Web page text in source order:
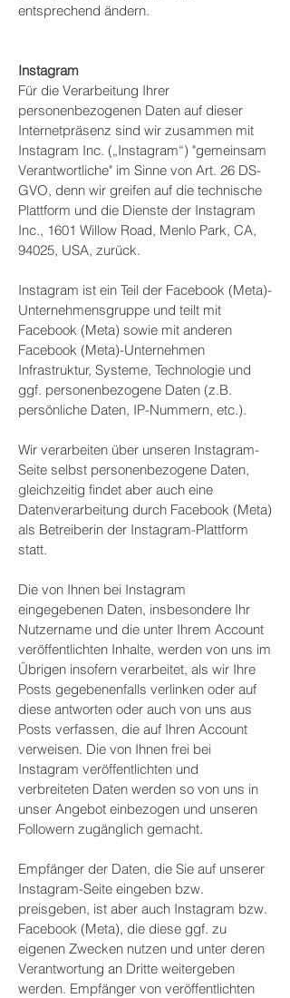
entsprechend ändern.
Instagram
Für die Verarbeitung Ihrer
personenbezogenen Daten auf dieser
Internetpräsenz sind wir zusammen mit
Instagram Inc. („Instagram“) "gemeinsam
Verantwortliche" im Sinne von Art. 26 DS-
GVO, denn wir greifen auf die technische
Plattform und die Dienste der Instagram
Inc., 1601 Willow Road, Menlo Park, CA,
94025, USA, zurück.
Instagram ist ein Teil der Facebook (Meta)-
Unternehmensgruppe und teilt mit
Facebook (Meta) sowie mit anderen
Facebook (Meta)-Unternehmen
Infrastruktur, Systeme, Technologie und
ggf. personenbezogene Daten (z.B.
persönliche Daten, IP-Nummern, etc.).
Wir verarbeiten über unseren Instagram-
Seite selbst personenbezogene Daten,
gleichzeitig findet aber auch eine
Datenverarbeitung durch Facebook (Meta)
als Betreiberin der Instagram-Plattform
statt.
Die von Ihnen bei Instagram
eingegebenen Daten, insbesondere Ihr
Nutzername und die unter Ihrem Account
veröffentlichten Inhalte, werden von uns im
Übrigen insofern verarbeitet, als wir Ihre
Posts gegebenenfalls verlinken oder auf
diese antworten oder auch von uns aus
Posts verfassen, die auf Ihren Account
verweisen. Die von Ihnen frei bei
Instagram veröffentlichten und
verbreiteten Daten werden so von uns in
unser Angebot einbezogen und unseren
Followern zugänglich gemacht.
Empfänger der Daten, die Sie auf unserer
Instagram-Seite eingeben bzw.
preisgeben, ist aber auch Instagram bzw.
Facebook (Meta), die diese ggf. zu
eigenen Zwecken nutzen und unter deren
Verantwortung an Dritte weitergeben
werden. Empfänger von veröffentlichten